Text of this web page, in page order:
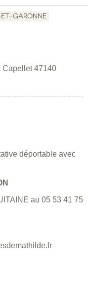
GARONNE
Capellet 47140
déportable avec
au 05 53 41 75